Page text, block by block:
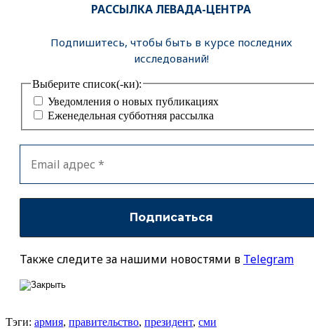
РАССЫЛКА ЛЕВАДА-ЦЕНТРА
Подпишитесь, чтобы быть в курсе последних
исследований!
Выберите список(-ки):
Уведомления о новых публикациях
Еженедельная субботняя рассылка
Также следите за нашими новостями в Telegram
Тэги: армия, правительство, президент, сми